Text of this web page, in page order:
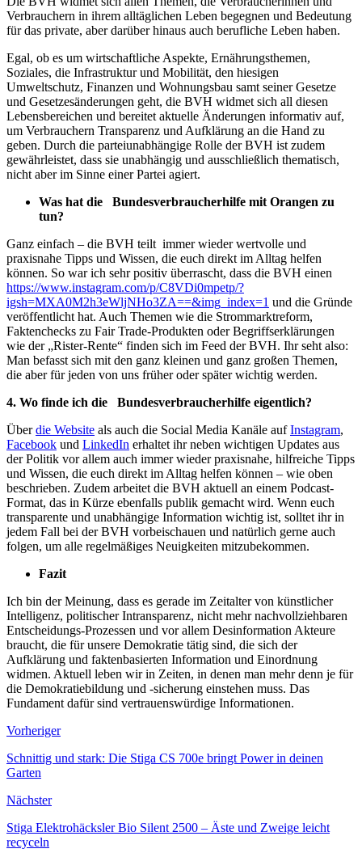
Verbrauchern in ihrem alltäglichen Leben begegnen und Bedeutung
für das private, aber darüber hinaus auch berufliche Leben haben.
Egal, ob es um wirtschaftliche Aspekte, Ernährungsthemen,
Soziales, die Infrastruktur und Mobilität, den hiesigen
Umweltschutz, Finanzen und Wohnungsbau samt seiner Gesetze
und Gesetzesänderungen geht, die BVH widmet sich all diesen
Lebensbereichen und bereitet aktuelle Änderungen informativ auf,
um Verbrauchern Transparenz und Aufklärung an die Hand zu
geben. Durch die parteiunabhängige Rolle der BVH ist zudem
gewährleistet, dass sie unabhängig und ausschließlich thematisch,
nicht aber im Sinne einer Partei agiert.
Was hat die
Bundesverbraucherhilfe mit Orangen zu
tun?
Ganz einfach – die BVH teilt immer wieder wertvolle und
praxisnahe Tipps und Wissen, die euch direkt im Alltag helfen
können. So war ich sehr positiv überrascht, dass die BVH einen
https://www.instagram.com/p/C8VDi0mpetp/?
igsh=MXA0M2h3eWljNHo3ZA==&img_index=1 und die Gründe
veröffentlicht hat. Auch Themen wie die Strommarktreform,
Faktenchecks zu Fair Trade-Produkten oder Begriffserklärungen
wie der „Rister-Rente“ finden sich im Feed der BVH. Ihr seht also:
Man befasst sich mit den ganz kleinen und ganz großen Themen,
die aber für jeden von uns früher oder später wichtig werden.
4. Wo finde ich die
Bundesverbraucherhilfe eigentlich?
Überdie Website als auch die Social Media Kanäle aufInstagram,
Facebook und LinkedIn erhaltet ihr neben wichtigen Updates aus
der Politik vor allem auch immer wieder praxisnahe, hilfreiche Tipps
und Wissen, die euch direkt im Alltag helfen können – wie oben
beschrieben. Zudem arbeitet die BVH aktuell an einem Podcast-
Format, das in Kürze ebenfalls publik gemacht wird. Wenn euch
transparente und unabhängige Information wichtig ist, solltet ihr in
jedem Fall bei der BVH vorbeischauen und natürlich gerne auch
folgen, um alle regelmäßiges Neuigkeiten mitzubekommen.
Fazit
Ich bin der Meinung, dass es gerade im Zeitalter von künstlicher
Intelligenz, politischer Intransparenz, nicht mehr nachvollziehbaren
Entscheidungs-Prozessen und vor allem Desinformation Akteure
braucht, die für unsere Demokratie tätig sind, die sich der
Aufklärung und faktenbasierten Information und Einordnung
widmen. Aktuell leben wir in Zeiten, in denen man mehr denn je für
die Demokratiebildung und -sicherung einstehen muss. Das
Fundament dafür sind vertrauenswürdige Informationen.
Vorheriger
Schnittig und stark: Die Stiga CS 700e bringt Power in deinen
Garten
Nächster
Stiga Elektrohäcksler Bio Silent 2500 – Äste und Zweige leicht
recyceln